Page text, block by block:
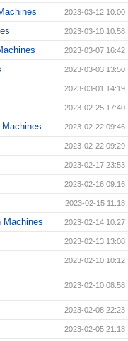
2023-03-12 10:00
2023-03-10 10:58
2023-03-07 16:42
2023-03-03 13:50
2023-03-01 14:19
2023-02-25 17:40
2023-02-22 09:46
2023-02-22 09:29
2023-02-17 23:53
2023-02-16 09:16
2023-02-15 11:18
Machines 2023-02-14 10:27
2023-02-13 13:08
2023-02-10 10:12
2023-02-10 08:58
2023-02-08 22:23
2023-02-05 21:18